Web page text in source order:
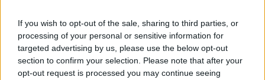
If you wish to opt-out of the sale, sharing to third parties, or
processing of your personal or sensitive information for
targeted advertising by us, please use the below opt-out
section to confirm your selection. Please note that after your
opt-out request is processed you may continue seeing
ακτοοπλόους για ναεπιδείξουν ευαισθησία
απέναντι στην ελληνική οικογένεια και να
μειώσουν το κόστος των ναύλων.